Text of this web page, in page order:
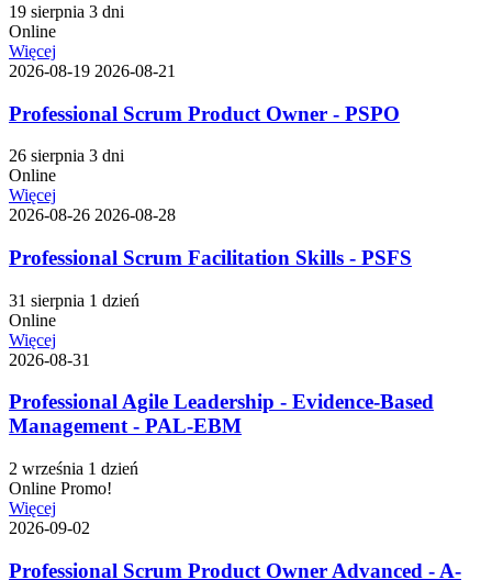
19 sierpnia 3 dni
Online
Więcej
2026-08-19 2026-08-21
Professional Scrum Product Owner - PSPO
26 sierpnia 3 dni
Online
Więcej
2026-08-26 2026-08-28
Professional Scrum Facilitation Skills - PSFS
31 sierpnia 1 dzień
Online
Więcej
2026-08-31
Professional Agile Leadership - Evidence-Based
Management - PAL-EBM
2 września 1 dzień
Online Promo!
Więcej
2026-09-02
Professional Scrum Product Owner Advanced - A-